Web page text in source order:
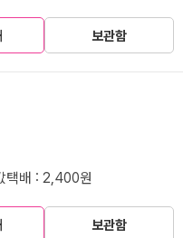
보관함
택배 : 2,400원
보관함